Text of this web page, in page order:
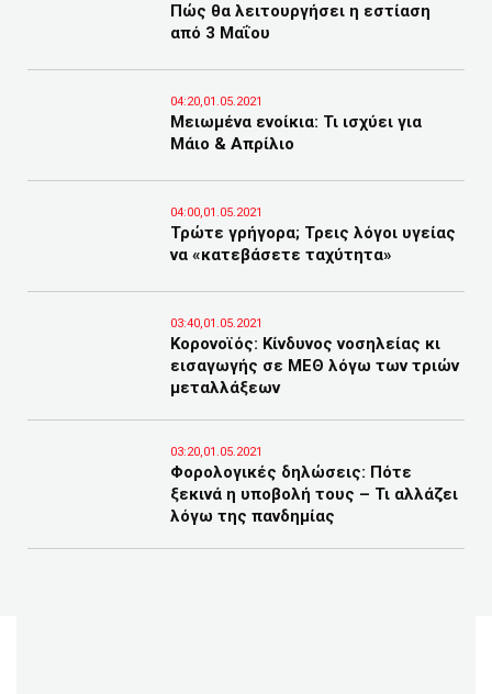
Πώς θα λειτουργήσει η εστίαση
από 3 Μαΐου
04:20,01.05.2021
Μειωμένα ενοίκια: Τι ισχύει για
Μάιο & Απρίλιο
04:00,01.05.2021
Τρώτε γρήγορα; Τρεις λόγοι υγείας
να «κατεβάσετε ταχύτητα»
03:40,01.05.2021
Κορονοϊός: Κίνδυνος νοσηλείας κι
εισαγωγής σε ΜΕΘ λόγω των τριών
μεταλλάξεων
03:20,01.05.2021
Φορολογικές δηλώσεις: Πότε
ξεκινά η υποβολή τους – Τι αλλάζει
λόγω της πανδημίας